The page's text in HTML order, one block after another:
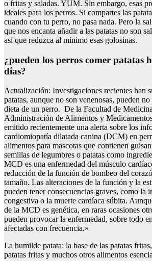
o fritas y saladas. YUM. Sin embargo, esas
ideales para los perros. Si compartes las
cuando con tu perro, no pasa nada. Pero la
que nos encanta añadir a las patatas no son
así que reduzca al mínimo esas golosinas.
¿pueden los perros comer patatas
días?
Actualización: Investigaciones recientes han
patatas, aunque no son venenosas, pueden
dieta de un perro. De la Facultad de
Administración de Alimentos y
emitido recientemente una alerta sobre los
cardiomiopatía dilatada canina (DCM) en
alimentos para mascotas que contienen
semillas de legumbres o patatas como
MCD es una enfermedad del músculo
reducción de la función de bombeo del
tamaño. Las alteraciones de la función y la
pueden tener consecuencias graves, como la
congestiva o la muerte cardíaca súbita.
de la MCD es genética, en raras ocasiones
pueden provocar la enfermedad, sobre todo
afectadas con frecuencia.»
La humilde patata: la base de las patatas
patatas fritas y muchos otros alimentos